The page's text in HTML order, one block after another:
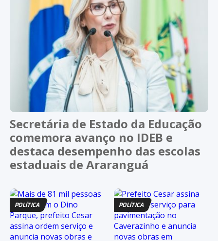
Secretária de Estado da Educação
comemora avanço no IDEB e
destaca desempenho das escolas
estaduais de Araranguá
POLÍTICA POLÍTICA